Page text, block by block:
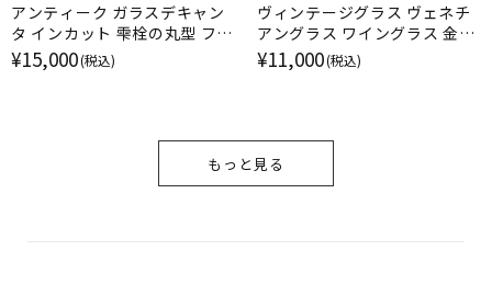
アンティーク ガラスデキャン
タ インカット 雫栓の丸型 フラ
ンス
¥15,000(税込)
ヴィンテージグラス ヴェネチ
アングラス ワイングラス 金彩
エナメル彩 ムラーノガラス ル
ビー イタリア
¥11,000(税込)
もっと見る